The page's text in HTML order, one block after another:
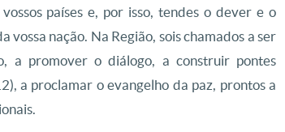
países e, por isso, tendes o dever e o
nação. Na Região, sois chamados a ser
a promover o diálogo, a construir pontes
a proclamar o evangelho da paz, prontos a